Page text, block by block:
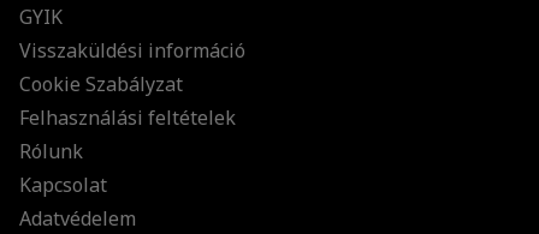
GYIK
Visszaküldési információ
Cookie Szabályzat
Felhasználási feltételek
Rólunk
Kapcsolat
Adatvédelem